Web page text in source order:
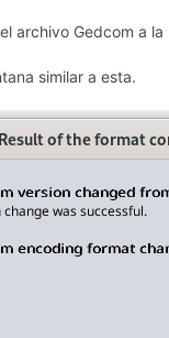
archivo Gedcom a
similar a esta.